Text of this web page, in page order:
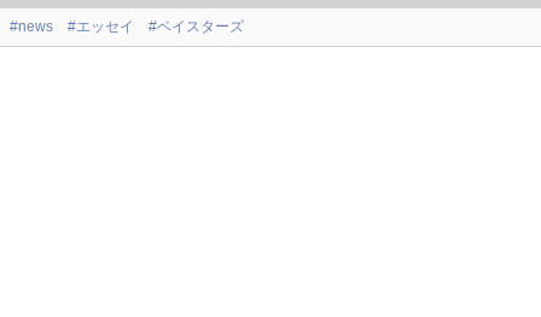
#news #エッセイ #ベイスターズ